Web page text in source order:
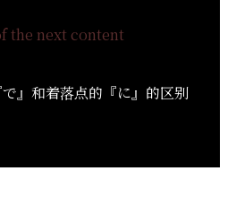
』和着落点的『に』的区别